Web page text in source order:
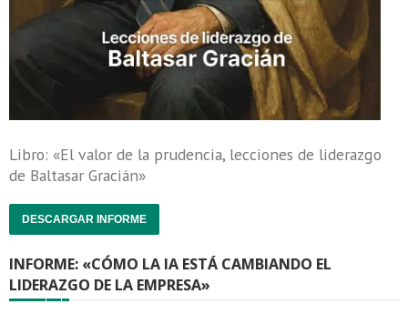
Libro: «El valor de la prudencia, lecciones de liderazgo
de Baltasar Gracián»
DESCARGAR INFORME
INFORME: «CÓMO LA IA ESTÁ CAMBIANDO EL
LIDERAZGO DE LA EMPRESA»